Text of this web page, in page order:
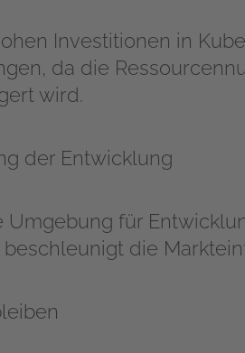
Investitionen in
da die
wird.
der Entwicklung
Umgebung für
die